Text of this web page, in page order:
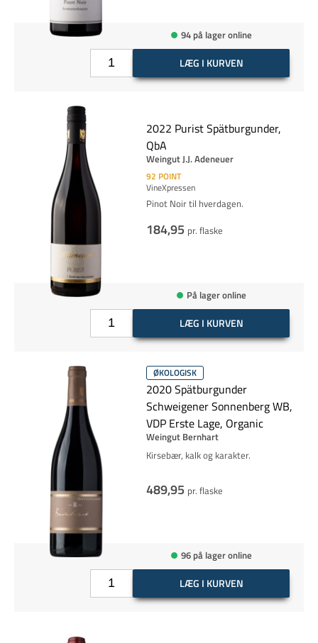
94 på lager online
LÆG I KURVEN
2022 Purist Spätburgunder,
QbA
Weingut J.J. Adeneuer
92 POINT
VineXpressen
Pinot Noir til hverdagen.
184,95 pr. flaske
På lager online
LÆG I KURVEN
ØKOLOGISK
2020 Spätburgunder
Schweigener Sonnenberg WB,
VDP Erste Lage, Organic
Weingut Bernhart
Kirsebær, kalk og karakter.
489,95 pr. flaske
96 på lager online
LÆG I KURVEN